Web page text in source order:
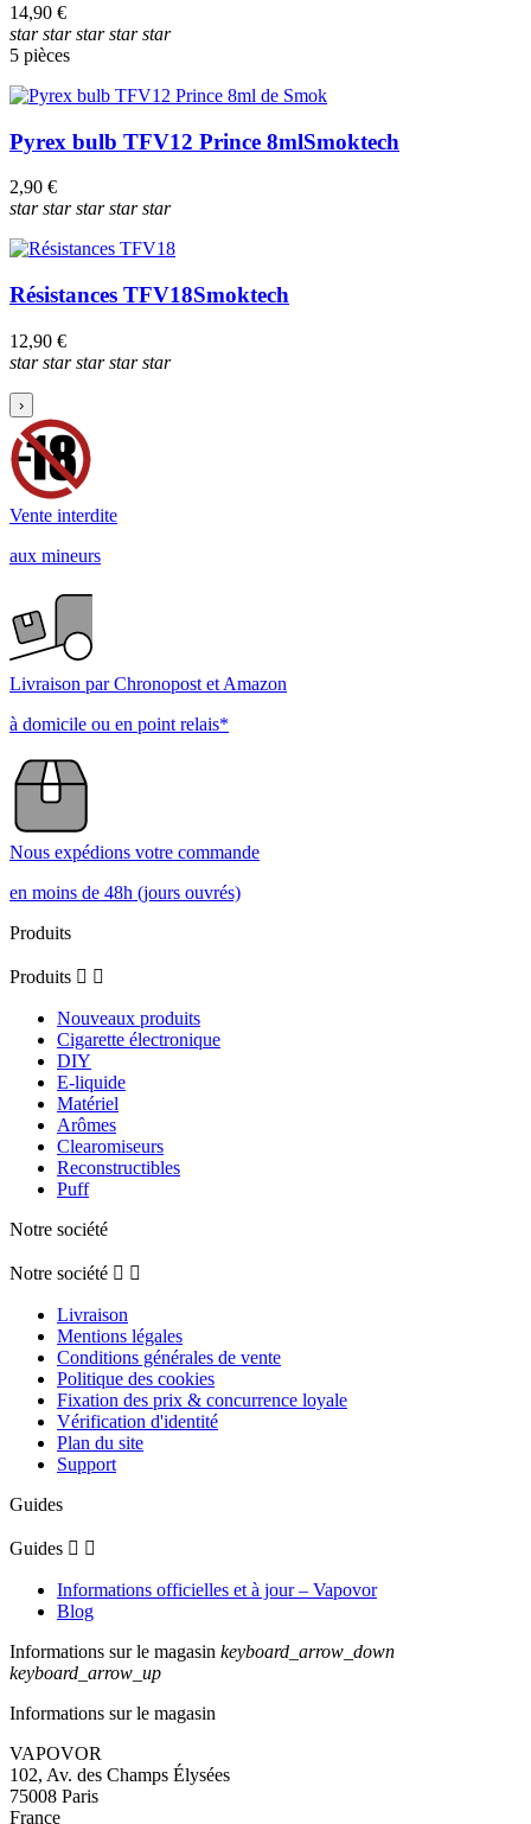
14,90 €
starstarstarstarstar
5 pièces
Pyrex bulb TFV12 Prince 8mlSmoktech
2,90 €
starstarstarstarstar
Résistances TFV18Smoktech
12,90 €
starstarstarstarstar
›
Vente interdite
aux mineurs
Livraison par Chronopost et Amazon
à domicile ou en point relais*
Nous expédions votre commande
en moins de 48h (jours ouvrés)
Produits
Produits  
Nouveaux produits
Cigarette électronique
DIY
E-liquide
Matériel
Arômes
Clearomiseurs
Reconstructibles
Puff
Notre société
Notre société  
Livraison
Mentions légales
Conditions générales de vente
Politique des cookies
Fixation des prix & concurrence loyale
Vérification d'identité
Plan du site
Support
Guides
Guides  
Informations officielles et à jour – Vapovor
Blog
Informations sur le magasin keyboard_arrow_down
keyboard_arrow_up
Informations sur le magasin
VAPOVOR
102, Av. des Champs Élysées
75008 Paris
France